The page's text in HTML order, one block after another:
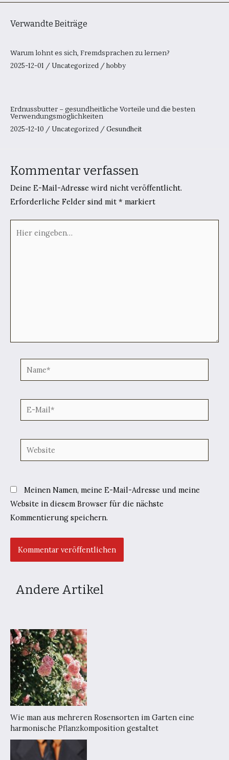
Verwandte Beiträge
Warum lohnt es sich, Fremdsprachen zu lernen?
2025-12-01 / Uncategorized /hobby
Erdnussbutter – gesundheitliche Vorteile und die besten
Verwendungsmöglichkeiten
2025-12-10 / Uncategorized /Gesundheit
Kommentar verfassen
Deine E-Mail-Adresse wird nicht veröffentlicht.
Erforderliche Felder sind mit * markiert
eingeben…
Name*
E-
Mail*
Website
Meinen Namen, meine E-Mail-Adresse und meine
Website in diesem Browser für die nächste
Kommentierung speichern.
Andere Artikel
Wie man aus mehreren Rosensorten im Garten eine
harmonische Pflanzkomposition gestaltet